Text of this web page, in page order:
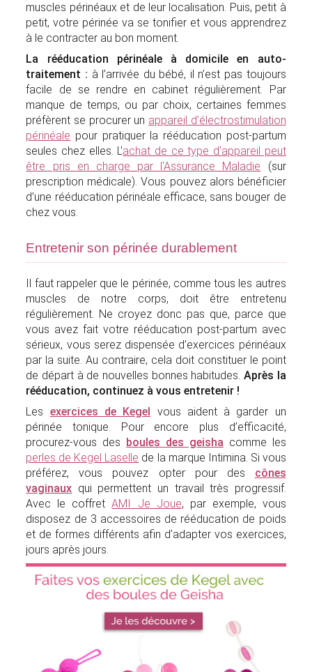
muscles périnéaux et de leur localisation. Puis, petit à
petit, votre périnée va se tonifier et vous apprendrez
à le contracter au bon moment.
La rééducation périnéale à domicile en auto-
traitement : à l’arrivée du bébé, il n’est pas toujours
facile de se rendre en cabinet régulièrement. Par
manque de temps, ou par choix, certaines femmes
préfèrent se procurer un appareil d’électrostimulation
périnéale pour pratiquer la rééducation post-partum
seules chez elles. L'achat de ce type d'appareil peut
être pris en charge par l'Assurance Maladie (sur
prescription médicale). Vous pouvez alors bénéficier
d’une rééducation périnéale efficace, sans bouger de
chez vous.
Entretenir son périnée durablement
Il faut rappeler que le périnée, comme tous les autres
muscles de notre corps, doit être entretenu
régulièrement. Ne croyez donc pas que, parce que
vous avez fait votre rééducation post-partum avec
sérieux, vous serez dispensée d’exercices périnéaux
par la suite. Au contraire, cela doit constituer le point
de départ à de nouvelles bonnes habitudes. Après la
rééducation, continuez à vous entretenir !
Les exercices de Kegel vous aident à garder un
périnée tonique. Pour encore plus d’efficacité,
procurez-vous des boules des geisha comme les
perles de Kegel Laselle de la marque Intimina. Si vous
préférez, vous pouvez opter pour des cônes
vaginaux qui permettent un travail très progressif.
Avec le coffretAMI Je Joue, par exemple, vous
disposez de 3 accessoires de rééducation de poids
et de formes différents afin d’adapter vos exercices,
jours après jours.